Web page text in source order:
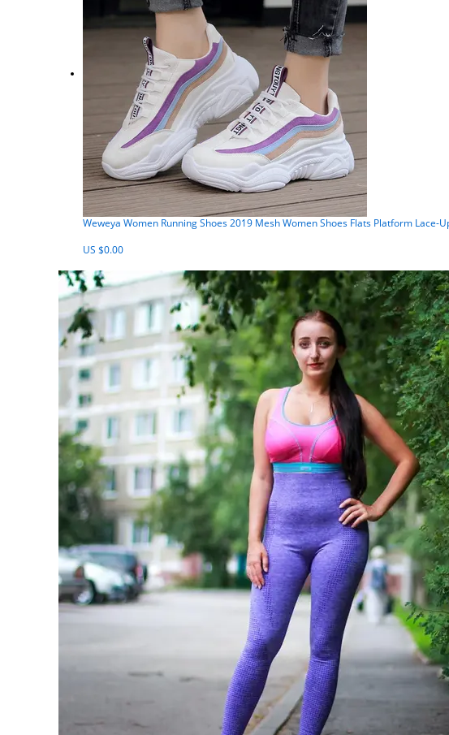
Weweya Women Running Shoes 2019 Mesh Women Shoes Flats Platform
US $0.00